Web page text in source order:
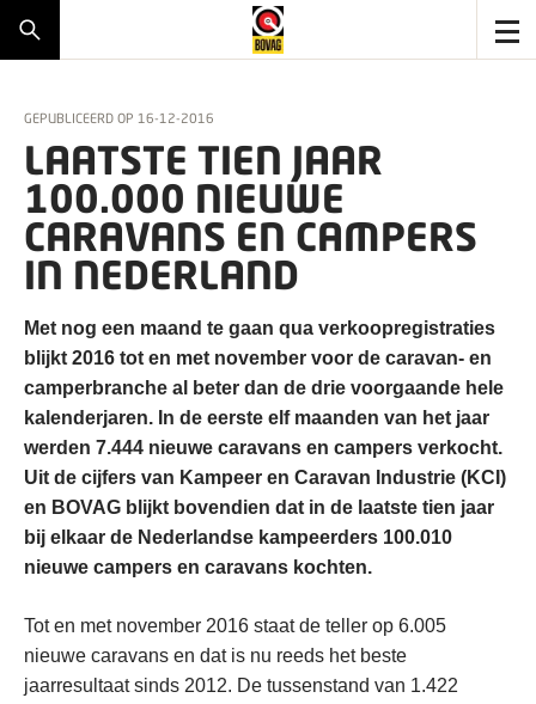
GEPUBLICEERD OP 16-12-2016
LAATSTE TIEN JAAR
100.000 NIEUWE
CARAVANS EN CAMPERS
IN NEDERLAND
Met nog een maand te gaan qua verkoopregistraties
blijkt 2016 tot en met november voor de caravan- en
camperbranche al beter dan de drie voorgaande hele
kalenderjaren. In de eerste elf maanden van het jaar
werden 7.444 nieuwe caravans en campers verkocht.
Uit de cijfers van Kampeer en Caravan Industrie (KCI)
en BOVAG blijkt bovendien dat in de laatste tien jaar
bij elkaar de Nederlandse kampeerders 100.010
nieuwe campers en caravans kochten.
Tot en met november 2016 staat de teller op 6.005
nieuwe caravans en dat is nu reeds het beste
jaarresultaat sinds 2012. De tussenstand van 1.422